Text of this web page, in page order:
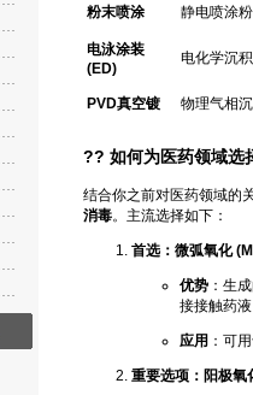
粉末喷涂 静电喷涂
电泳涂装
(ED)
电化学沉
PVD真空镀 物理气相
?? 如何为医药领域选
结合你之前对医药领域的
消毒。主流选择如下：
首选：微弧氧化
优势 ：生
接接触药
应用 ：可
重要选项：阳极氧